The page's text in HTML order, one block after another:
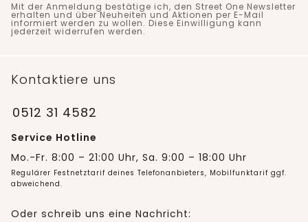
Mit der Anmeldung bestätige ich, den Street One Newsletter
erhalten und über Neuheiten und Aktionen per E-Mail
informiert werden zu wollen. Diese Einwilligung kann
jederzeit widerrufen werden.
Kontaktiere uns
0512 31 4582
Service Hotline
Mo.-Fr. 8:00 – 21:00 Uhr, Sa. 9:00 – 18:00 Uhr
Regulärer Festnetztarif deines Telefonanbieters, Mobilfunktarif ggf.
abweichend.
Oder schreib uns eine Nachricht: